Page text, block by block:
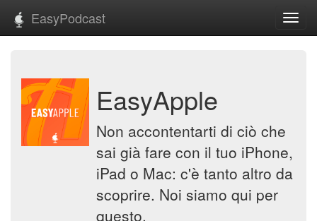
EasyPodcast
EasyApple
Non accontentarti di ciò che
sai già fare con il tuo iPhone,
iPad o Mac: c'è tanto altro da
scoprire. Noi siamo qui per
questo.